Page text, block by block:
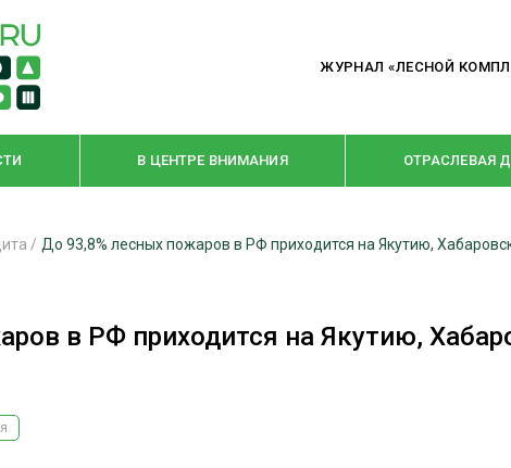
ЖУРНАЛ «ЛЕСНОЙ
В ЦЕНТРЕ ВНИМАНИЯ ОТРАСЛЕВАЯ
ЛЕСОПИЛЕНИЕ
РУБРИКИ
КРУПНЫМ
/ До 93,8% лесных пожаров в РФ приходится на Якутию,
в РФ приходится на Якутию,